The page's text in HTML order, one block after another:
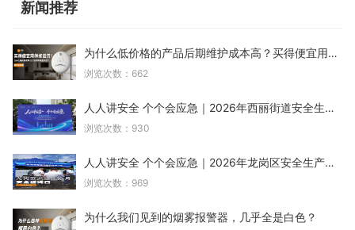
新闻推荐
为什么低价格的产品后期维护成本高？买得便宜用得却
浏览次数：662
人人讲安全 个个会应急｜2026年西丽街道安全生产月
浏览次数：930
人人讲安全 个个会应急｜2026年龙岗区安全生产月宣
浏览次数：969
为什么我们见到的烟雾报警器，几乎全是白色？